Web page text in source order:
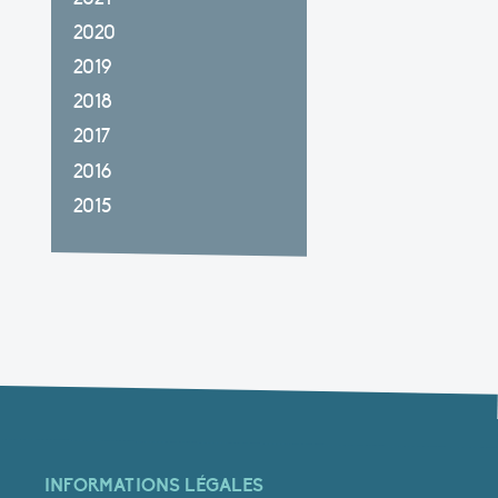
2020
2019
2018
2017
2016
2015
INFORMATIONS LÉGALES